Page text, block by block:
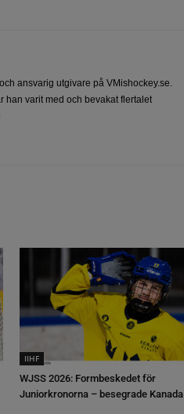
ansvarig utgivare på VMishockey.se.
han varit med och bevakat flertalet
IIHF
WJSS 2026: Formbeskedet för
Juniorkronorna – besegrade Kanada